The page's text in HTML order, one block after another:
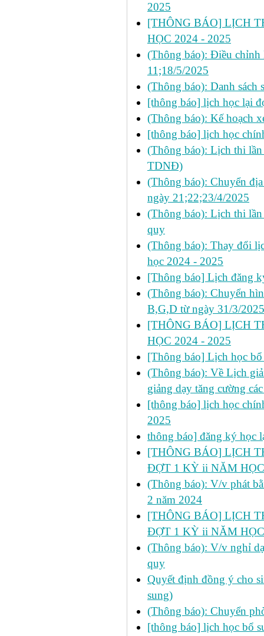
2025
[THÔNG BÁO] LỊCH
HỌC 2024 - 2025
(Thông báo): Điều
11;18/5/2025
(Thông báo): Danh
[thông báo] lịch học lại
(Thông báo): Kế hoạch
[thông báo] lịch học
(Thông báo): Lịch thi
TDNĐ)
(Thông báo): Chuyển
ngày 21;22;23/4/2025
(Thông báo): Lịch thi
quy
(Thông báo): Thay đổi
học 2024 - 2025
[Thông báo] Lịch đăng
(Thông báo): Chuyển
B,G,D từ ngày 31/3/
[THÔNG BÁO] LỊCH
HỌC 2024 - 2025
[Thông báo] Lịch học
(Thông báo): Về Lịch
giảng dạy tăng cường
[thông báo] lịch học
2025
thông báo] đăng ký học
[THÔNG BÁO] LỊCH
ĐỢT 1 KỲ ii NĂM
(Thông báo): V/v phát
2 năm 2024
[THÔNG BÁO] LỊCH
ĐỢT 1 KỲ ii NĂM
(Thông báo): V/v nghỉ
quy
Quyết định đồng ý cho
sung)
(Thông báo): Chuyển
[thông báo] lịch học bổ